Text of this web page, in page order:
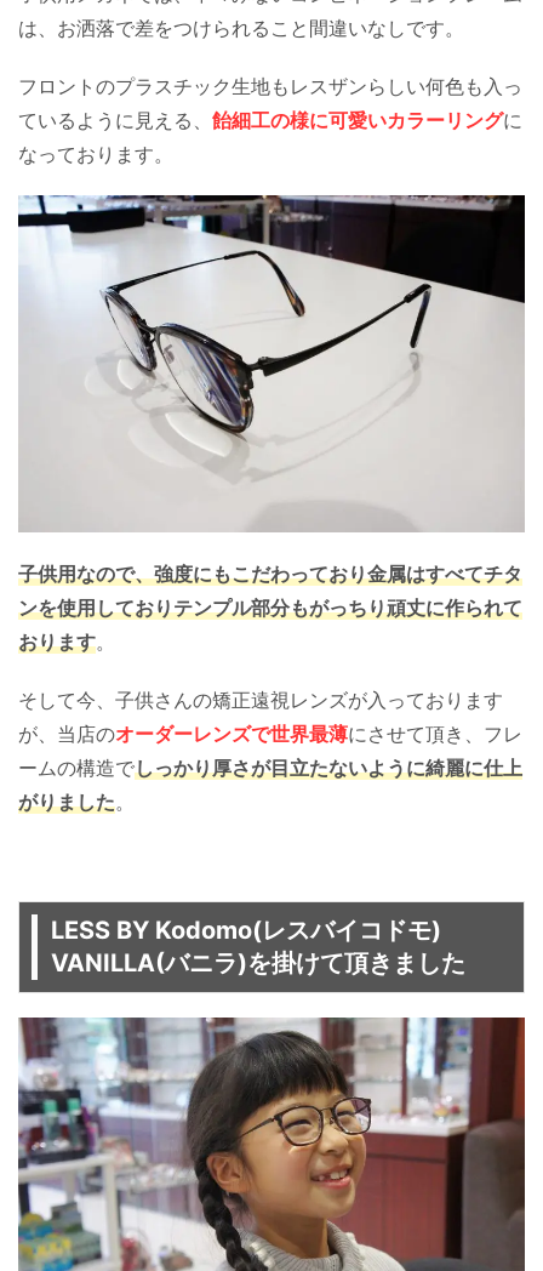
は、お洒落で差をつけられること間違いなしです。
フロントのプラスチック生地もレスザンらしい何色も入っ
ているように見える、 飴細工の様に可愛いカラーリングに
なっております。
子供用なので、強度にもこだわっており金属はすべてチタ
ンを使用しておりテンプル部分もがっちり頑丈に作られて
おります。
そして今、子供さんの矯正遠視レンズが入っております
が、当店のオーダーレンズで世界最薄にさせて頂き、フレ
ームの構造でしっかり厚さが目立たないように綺麗に仕上
がりました。
LESS BY Kodomo(レスバイコドモ)
VANILLA(バニラ)を掛けて頂きました